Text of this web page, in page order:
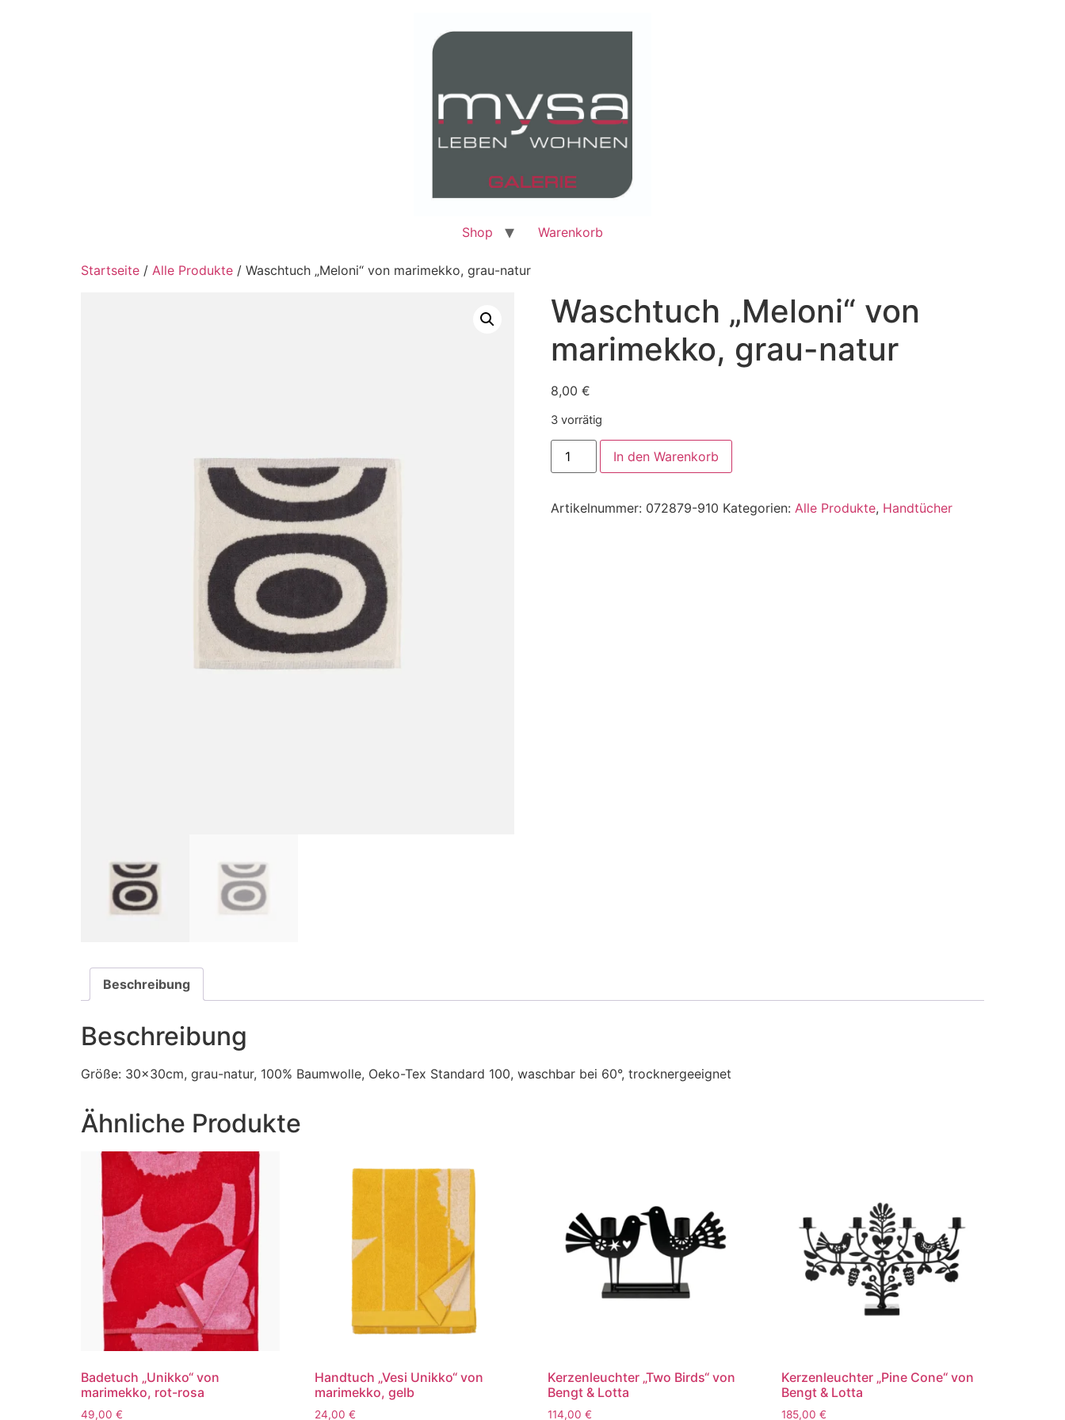
Shop Warenkorb
Startseite / Alle Produkte / Waschtuch „Meloni“ von marimekko, grau-natur
Waschtuch „Meloni“ von
marimekko, grau-natur
8,00 €
3 vorrätig
In den Warenkorb
Artikelnummer: 072879-910 Kategorien: Alle Produkte, Handtücher
Beschreibung
Beschreibung
Größe: 30x30cm, grau-natur, 100% Baumwolle, Oeko-Tex Standard 100, waschbar bei 60°, trocknergeeignet
Ähnliche Produkte
Badetuch „Unikko“ von
marimekko, rot-rosa
49,00 €
Handtuch „Vesi Unikko“ von
marimekko, gelb
24,00 €
Kerzenleuchter „Two Birds“ von
Bengt & Lotta
114,00€
Kerzenleuchter „Pine Cone“ von
Bengt & Lotta
185,00€